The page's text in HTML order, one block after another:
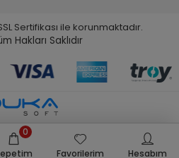
Sertifikası ile korunmaktadır.
Hakları Saklıdır
0
Favorilerim
Hesabım